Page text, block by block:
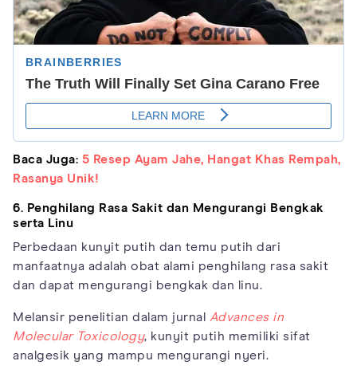
Baca Juga: 5 Resep Ayam Jahe, Hangat Khas Rempah,
Rasanya Unik!
6. Penghilang Rasa Sakit dan Mengurangi Bengkak
serta Linu
Perbedaan kunyit putih dan temu putih dari
manfaatnya adalah obat alami penghilang rasa sakit
dan dapat mengurangi bengkak dan linu.
Melansir penelitian dalam jurnal Advances in
Molecular Toxicology, kunyit putih memiliki sifat
analgesik yang mampu mengurangi nyeri.